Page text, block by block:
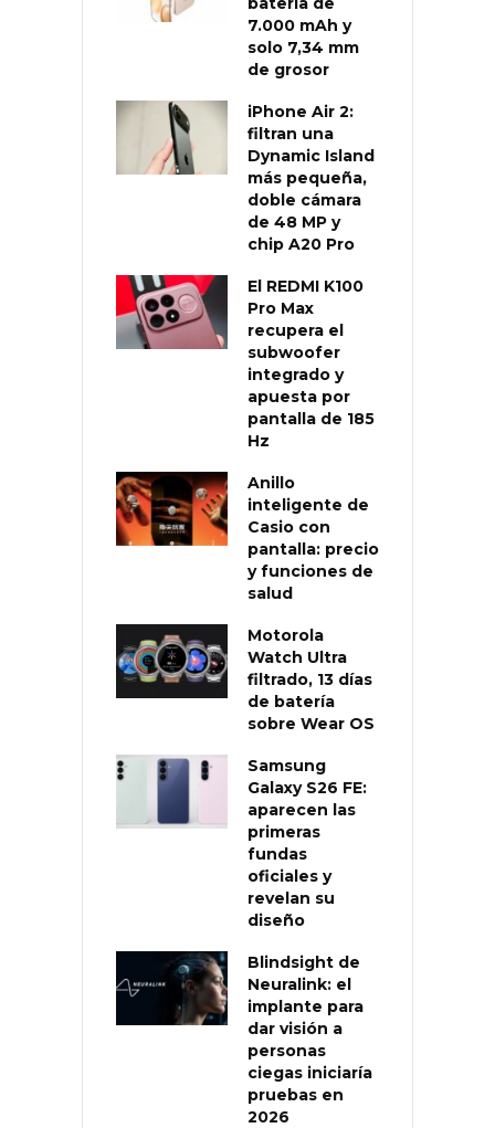
7.000 mAh y
solo 7,34 mm
de grosor
iPhone Air 2:
filtran una
Dynamic Island
más pequeña,
doble cámara
de 48 MP y
chip A20 Pro
El REDMI K100
Pro Max
recupera el
subwoofer
integrado y
apuesta por
pantalla de 185
Hz
Anillo
inteligente de
Casio con
pantalla: precio
y funciones de
salud
Motorola
Watch Ultra
filtrado, 13 días
de batería
sobre Wear OS
Samsung
Galaxy S26 FE:
aparecen las
primeras
fundas
oficiales y
revelan su
diseño
Blindsight de
Neuralink: el
implante para
dar visión a
personas
ciegas iniciaría
pruebas en
2026